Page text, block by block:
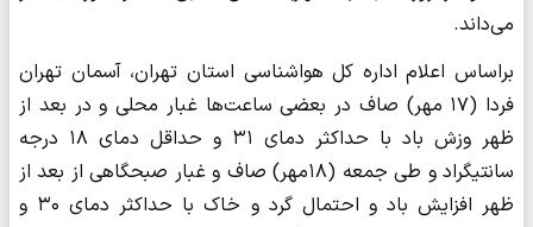
می‌داند.
براساس اعلام اداره کل هواشناسی استان تهران، آسمان تهران
فردا (۱۷ مهر) صاف در بعضی ساعت‌ها غبار محلی و در بعد از
ظهر وزش باد با حداکثر دمای ۳۱ و حداقل دمای ۱۸ درجه
سانتیگراد و طی جمعه (۱۸مهر) صاف و غبار صبحگاهی از بعد از
ظهر افزایش باد و احتمال گرد و خاک با حداکثر دمای ۳۰ و